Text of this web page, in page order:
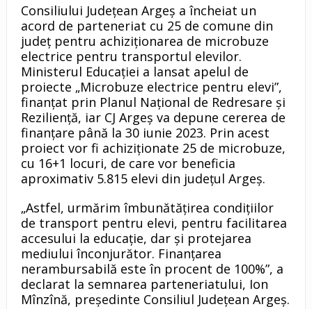
Consiliului Județean Argeș a încheiat un
acord de parteneriat cu 25 de comune din
județ pentru achiziționarea de microbuze
electrice pentru transportul elevilor.
Ministerul Educației a lansat apelul de
proiecte „Microbuze electrice pentru elevi”,
finanțat prin Planul Național de Redresare și
Reziliență, iar CJ Argeș va depune cererea de
finanțare până la 30 iunie 2023. Prin acest
proiect vor fi achiziționate 25 de microbuze,
cu 16+1 locuri, de care vor beneficia
aproximativ 5.815 elevi din județul Argeș.
„Astfel, urmărim îmbunătățirea condițiilor
de transport pentru elevi, pentru facilitarea
accesului la educație, dar și protejarea
mediului înconjurător. Finanțarea
nerambursabilă este în procent de 100%”, a
declarat la semnarea parteneriatului, Ion
Mînzînă, președinte Consiliul Județean Argeș.